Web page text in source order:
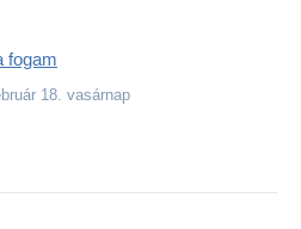
fogam
18. vasárnap